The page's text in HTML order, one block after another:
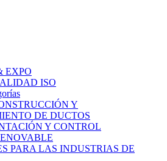
EXPO
ISO
Y
DE DUCTOS
Y CONTROL
PARA LAS INDUSTRIAS DE